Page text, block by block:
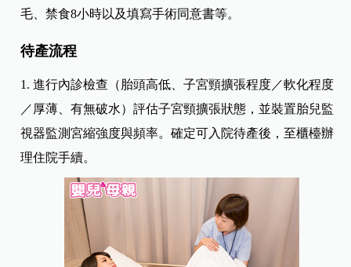
毛、禁食8小時以及填寫手術同意書等。
待產流程
1. 進行內診檢查（胎頭高低、子宮頸擴張程度／軟化程度
／厚薄、有無破水）評估子宮頸擴張狀態，並裝置胎兒監
視器監測宮縮強度與頻率。確定可入院待產後，至櫃檯辦
理住院手續。